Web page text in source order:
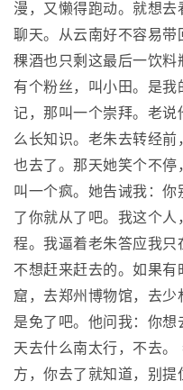
漫，又懒得跑动。就想
聊天。从云南好不容易
稞酒也只剩这最后一饮
有个粉丝，叫小田。是
记，那叫一个崇拜。老
么长知识。老朱去转经
也去了。那天她笑个不
叫一个疯。她告诫我：
了你就从了吧。我这个
程。我逼着老朱答应我
不想赶来赶去的。如果
窟，去郑州博物馆，去
是免了吧。他问我：你
天去什么南太行，不去
方，你去了就知道，别